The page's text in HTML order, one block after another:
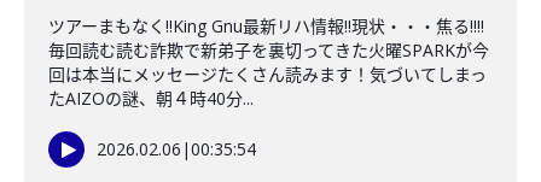
ツアーまもなく‼King Gnu最新リハ情報‼現状・・・焦る‼‼
毎回読む読む詐欺で新弟子を裏切ってきた火曜SPARKが今
回は本当にメッセージたくさん読みます！気づいてしまっ
たAIZOの謎、朝４時40分...
2026.02.06 |00:35:54